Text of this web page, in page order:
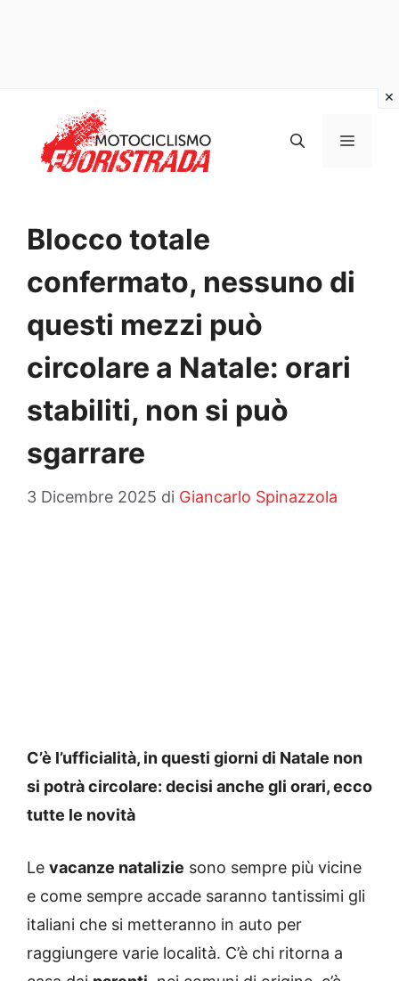
contenuto
MENU
Blocco totale
confermato, nessuno di
questi mezzi può
circolare a Natale: orari
stabiliti, non si può
sgarrare
3 Dicembre 2025 di Giancarlo Spinazzola
C’è l’ufficialità, in questi giorni di Natale non
si potrà circolare: decisi anche gli orari, ecco
tutte le novità
Le vacanze natalizie sono sempre più vicine
e come sempre accade saranno tantissimi gli
italiani che si metteranno in auto per
raggiungere varie località. C’è chi ritorna a